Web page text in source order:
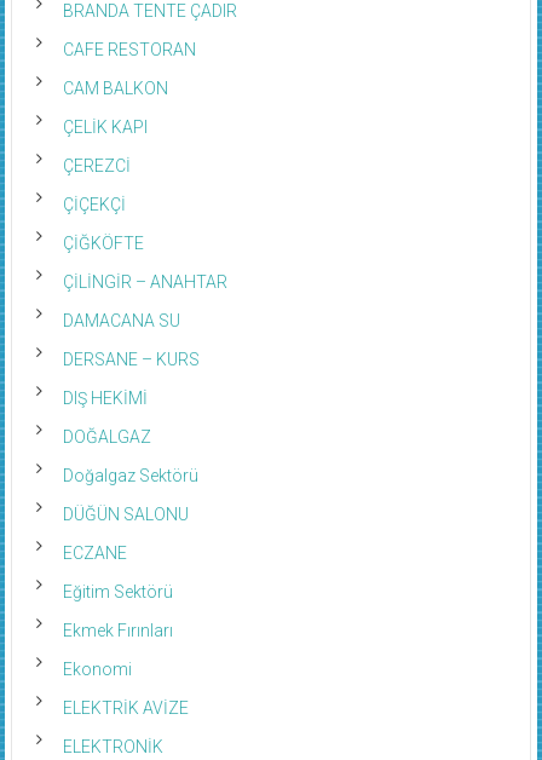
BRANDA TENTE ÇADIR
CAFE RESTORAN
CAM BALKON
ÇELİK KAPI
ÇEREZCİ
ÇİÇEKÇİ
ÇİĞKÖFTE
ÇİLİNGİR – ANAHTAR
DAMACANA SU
DERSANE – KURS
DIŞ HEKİMİ
DOĞALGAZ
Doğalgaz Sektörü
DÜĞÜN SALONU
ECZANE
Eğitim Sektörü
Ekmek Fırınları
Ekonomi
ELEKTRİK AVİZE
ELEKTRONİK